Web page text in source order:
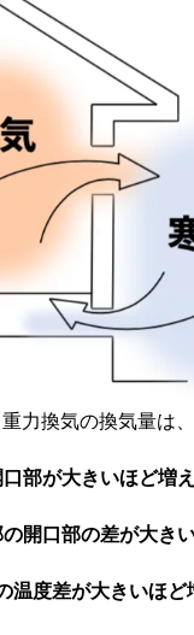
力換気の換気量は、
口部が大きいほど増え
の開口部の差が大き
温度差が大きいほど